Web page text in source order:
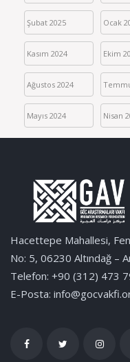
Şubat 2025 Ocak
Kasım 2024 Ekim
Ağustos 2024
Mayıs 2024 Nisan
Hacettepe Mahallesi,
No: 5, 06230 Altındağ –
Telefon: +90 (312) 473
E-Posta: